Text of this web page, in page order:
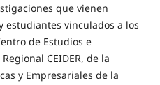
que vienen
estudiantes vinculados a los
de Estudios e
CEIDER, de la
y Empresariales de la